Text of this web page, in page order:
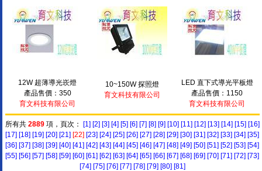
12W 超薄導光崁燈
產品售價：350
育文科技有限公司
10~150W 探照燈
育文科技有限公司
LED 直下式導光平板燈
產品售價：1150
育文科技有限公司
所有共 2889項，頁次： [1] [2] [3] [4] [5] [6] [7] [8] [9] [10] [11] [12] [13] [14] [15] [16]
[17] [18] [19] [20] [21] [22] [23] [24] [25] [26] [27] [28] [29] [30] [31] [32] [33] [34] [35]
[36] [37] [38] [39] [40] [41] [42] [43] [44] [45] [46] [47] [48] [49] [50] [51] [52] [53] [54]
[55] [56] [57] [58] [59] [60] [61] [62] [63] [64] [65] [66] [67] [68] [69] [70] [71] [72] [73]
[74] [75] [76] [77] [78] [79] [80] [81]